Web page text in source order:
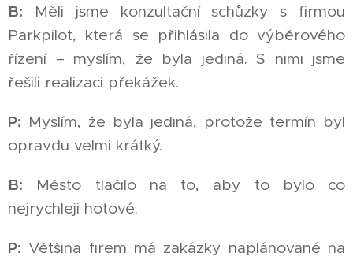
B: Měli jsme konzultační schůzky s firmou
Parkpilot, která se přihlásila do výběrového
řízení – myslím, že byla jediná. S nimi jsme
řešili realizaci překážek.
P: Myslím, že byla jediná, protože termín byl
opravdu velmi krátký.
B: Město tlačilo na to, aby to bylo co
nejrychleji hotové.
P: Většina firem má zakázky naplánované na